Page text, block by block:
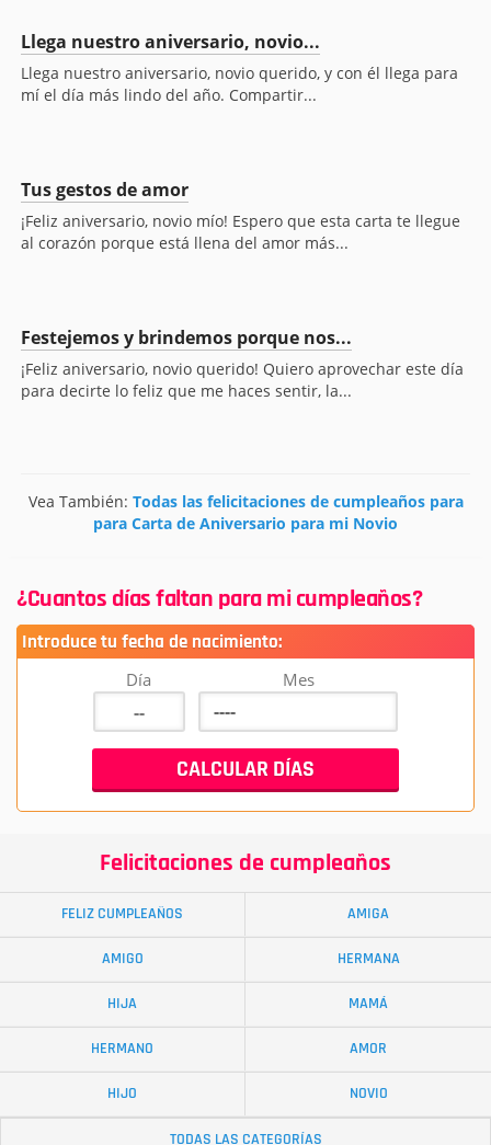
Llega nuestro aniversario, novio...
Llega nuestro aniversario, novio querido, y con él llega para
mí el día más lindo del año. Compartir...
Tus gestos de amor
¡Feliz aniversario, novio mío! Espero que esta carta te llegue
al corazón porque está llena del amor más...
Festejemos y brindemos porque nos...
¡Feliz aniversario, novio querido! Quiero aprovechar este día
para decirte lo feliz que me haces sentir, la...
Vea También: Todas las felicitaciones de cumpleaños para
para Carta de Aniversario para mi Novio
¿Cuantos días faltan para mi cumpleaños?
Introduce tu fecha de nacimiento:
Día Mes
Felicitaciones de cumpleaños
FELIZ CUMPLEAÑOS AMIGA
AMIGO HERMANA
HIJA MAMÁ
HERMANO AMOR
HIJO NOVIO
TODAS LAS CATEGORÍAS